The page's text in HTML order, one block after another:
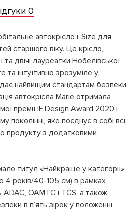
0
автокрісло i-Size для
старшого віку. Це крісло,
двічі лауреатки Нобелівської
та інтуїтивно зрозуміле у
найвищим стандартам безпеки.
автокрісла Marie отримала
премії iF Design Award 2020 і
поколінні, яке поєднує в собі всі
продукту з додатковими
титул «Найкраще у категорії»
4 років/40-105 см) в рамках
ÖAMTC і TCS, а також
в п’ять зірок у положенні